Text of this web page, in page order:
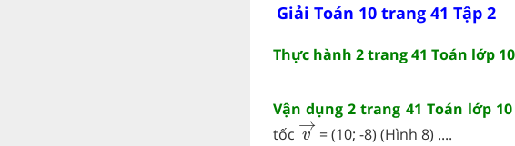
Giải Toán 10 trang 41 Tập 2
Thực hành 2 trang 41 Toán lớp
Vận dụng 2 trang 41 Toán lớp 10
tốc
→
v
v→
= (10; -8) (Hình 8) ....